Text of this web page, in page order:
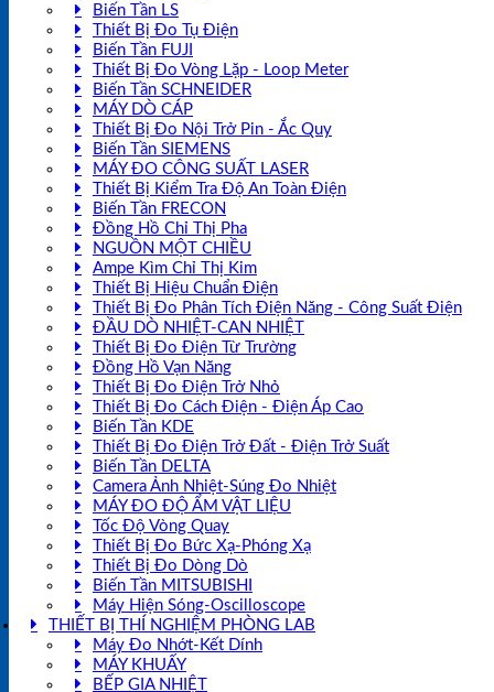
Biến Tần LS
Thiết Bị Đo Tụ Điện
Biến Tần FUJI
Thiết Bị Đo Vòng Lặp - Loop Meter
Biến Tần SCHNEIDER
MÁY DÒ CÁP
Thiết Bị Đo Nội Trở Pin - Ắc Quy
Biến Tần SIEMENS
MÁY ĐO CÔNG SUẤT LASER
Thiết Bị Kiểm Tra Độ An Toàn Điện
Biến Tần FRECON
Đồng Hồ Chỉ Thị Pha
NGUỒN MỘT CHIỀU
Ampe Kìm Chỉ Thị Kim
Thiết Bị Hiệu Chuẩn Điện
Thiết Bị Đo Phân Tích Điện Năng - Công Suất Điện
ĐẦU DÒ NHIỆT-CAN NHIỆT
Thiết Bị Đo Điện Từ Trường
Đồng Hồ Vạn Năng
Thiết Bị Đo Điện Trở Nhỏ
Thiết Bị Đo Cách Điện - Điện Áp Cao
Biến Tần KDE
Thiết Bị Đo Điện Trở Đất - Điện Trở Suất
Biến Tần DELTA
Camera Ảnh Nhiệt-Súng Đo Nhiệt
MÁY ĐO ĐỘ ẨM VẬT LIỆU
Tốc Độ Vòng Quay
Thiết Bị Đo Bức Xạ-Phóng Xạ
Thiết Bị Đo Dòng Dò
Biến Tần MITSUBISHI
Máy Hiện Sóng-Oscilloscope
THIẾT BỊ THÍ NGHIỆM PHÒNG LAB
Máy Đo Nhớt-Kết Dính
MÁY KHUẤY
BẾP GIA NHIỆT